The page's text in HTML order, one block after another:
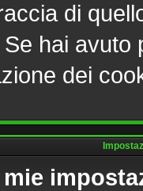
di
hai
dei